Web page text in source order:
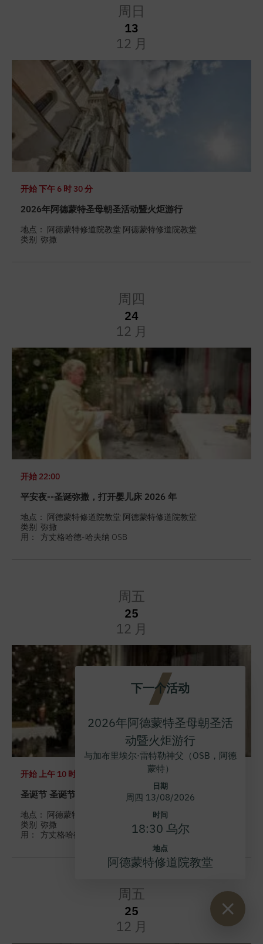
周日
13
12 月
开始下午 6 时 30 分
2026年阿德蒙特圣母朝圣活动暨火炬游行
地点： 阿德蒙特修道院教堂 阿德蒙特修道院教堂
类别 弥撒
周四
24
12 月
开始 22:00
平安夜--圣诞弥撒，打开婴儿床 2026 年
地点： 阿德蒙特修道院教堂 阿德蒙特修道院教堂
类别 弥撒
用： 方丈格哈德-哈夫纳 OSB
周五
25
12 月
开始上午 10 时
圣诞节 圣诞节弥撒 2026
地点： 阿德蒙特修道院教堂 阿德蒙特修道院教堂
类别 弥撒
用： 方丈格哈德-哈夫纳 OSB
周五
25
12 月
下一个活动
2026年阿德蒙特圣母朝圣活
动暨火炬游行
与加布里埃尔·雷特勒神父（OSB，阿德
蒙特）
日期
周四 13/08/2026
时间
18:30 乌尔
地点
阿德蒙特修道院教堂